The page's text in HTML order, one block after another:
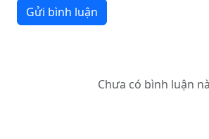
Gửi bình luận
Chưa có bình luận